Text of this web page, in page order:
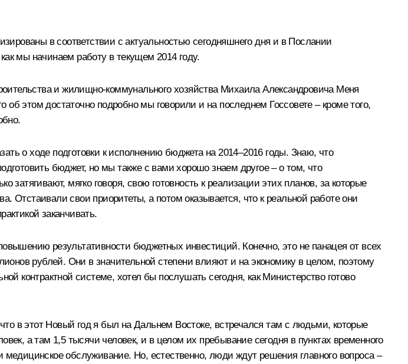
в соответствии с актуальностью сегодняшнего дня и в Послании
мы начинаем работу в текущем 2014 году.
и жилищно-коммунального хозяйства Михаила Александровича Меня
этом достаточно подробно мы говорили и на последнем Госсовете– кроме того,
о ходе подготовки к исполнению бюджета на 2014–2016 годы. Знаю, что
бюджет, но мы также с вами хорошо знаем другое – о том, что
затягивают, мягко говоря, свою готовность к реализации этих планов, за которые
свои приоритеты, а потом оказывается, что к реальной работе они
заканчивать.
результативности бюджетных инвестиций. Конечно, это не панацея от всех
рублей. Они в значительной степени влияют и на экономику в целом, поэтому
контрактной системе, хотел бы послушать сегодня, как Министерство готово
в этот Новый год я был на Дальнем Востоке, встречался там с людьми, которые
а там 1,5 тысячи человек, и в целом их пребывание сегодня в пунктах временного
обслуживание. Но, естественно, люди ждут решения главного вопроса –